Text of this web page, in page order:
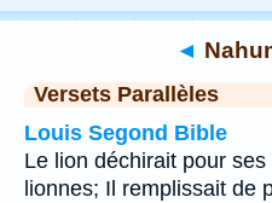
◄
Versets Parallèles
Louis Segond Bible
Le lion déchirait pour
lionnes; Il remplissait de